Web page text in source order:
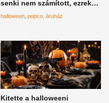
senki nem számított, ezrek
imádják már most
halloween pepco áruház
Kitette a halloweeni